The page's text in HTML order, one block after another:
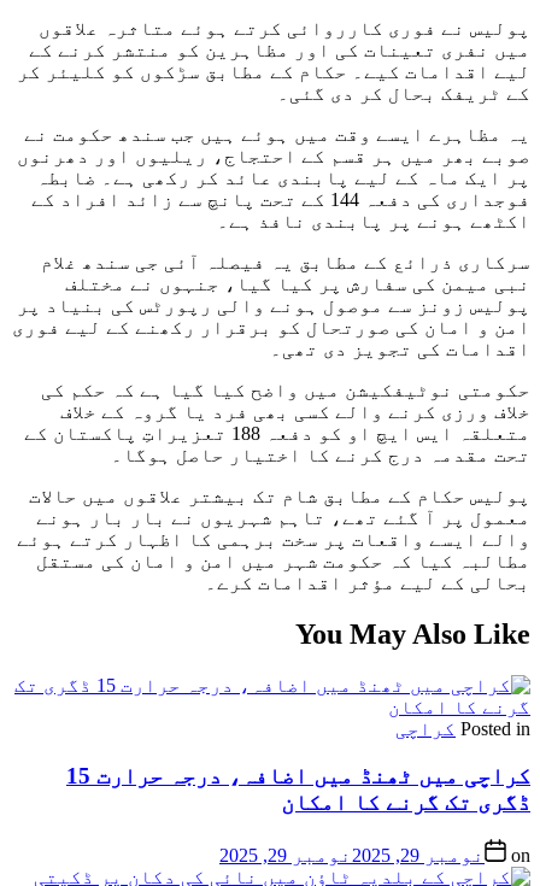
پولیس نے فوری کارروائی کرتے ہوئے متاثرہ علاقوں
میں نفری تعینات کی اور مظاہرین کو منتشر کرنے کے
لیے اقدامات کیے۔ حکام کے مطابق سڑکوں کو کلیئر کر
کے ٹریفک بحال کر دی گئی۔
یہ مظاہرے ایسے وقت میں ہوئے ہیں جب سندھ حکومت نے
صوبے بھر میں ہر قسم کے احتجاج، ریلیوں اور دھرنوں
پر ایک ماہ کے لیے پابندی عائد کر رکھی ہے۔ ضابطہ
فوجداری کی دفعہ 144 کے تحت پانچ سے زائد افراد کے
اکٹھے ہونے پر پابندی نافذ ہے۔
سرکاری ذرائع کے مطابق یہ فیصلہ آئی جی سندھ غلام
نبی میمن کی سفارش پر کیا گیا، جنہوں نے مختلف
پولیس زونز سے موصول ہونے والی رپورٹس کی بنیاد پر
امن و امان کی صورتحال کو برقرار رکھنے کے لیے فوری
اقدامات کی تجویز دی تھی۔
حکومتی نوٹیفکیشن میں واضح کیا گیا ہے کہ حکم کی
خلاف ورزی کرنے والے کسی بھی فرد یا گروہ کے خلاف
متعلقہ ایس ایچ او کو دفعہ 188 تعزیراتِ پاکستان کے
تحت مقدمہ درج کرنے کا اختیار حاصل ہوگا۔
پولیس حکام کے مطابق شام تک بیشتر علاقوں میں حالات
معمول پر آ گئے تھے، تاہم شہریوں نے بار بار ہونے
والے ایسے واقعات پر سخت برہمی کا اظہار کرتے ہوئے
مطالبہ کیا کہ حکومت شہر میں امن و امان کی مستقل
بحالی کے لیے مؤثر اقدامات کرے۔
You May Also Like
Posted in کراچی
کراچی میں ٹھنڈ میں اضافہ، درجہ حرارت 15
ڈگری تک گرنے کا امکان
on نومبر 29, 2025 نومبر 29, 2025